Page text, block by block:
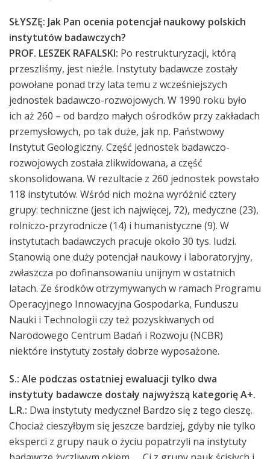
SŁYSZĘ: Jak Pan ocenia potencjał naukowy polskich
instytutów badawczych?
PROF. LESZEK RAFALSKI: Po restrukturyzacji, którą
przeszliśmy, jest nieźle. Instytuty badawcze zostały
powołane ponad trzy lata temu z wcześniejszych
jednostek badawczo-rozwojowych. W 1990 roku było
ich aż 260 – od bardzo małych ośrodków przy zakładach
przemysłowych, po tak duże, jak np. Państwowy
Instytut Geologiczny. Część jednostek badawczo-
rozwojowych została zlikwidowana, a część
skonsolidowana. W rezultacie z 260 jednostek powstało
118 instytutów. Wśród nich można wyróżnić cztery
grupy: techniczne (jest ich najwięcej, 72), medyczne (23),
rolniczo-przyrodnicze (14) i humanistyczne (9). W
instytutach badawczych pracuje około 30 tys. ludzi.
Stanowią one duży potencjał naukowy i laboratoryjny,
zwłaszcza po dofinansowaniu unijnym w ostatnich
latach. Ze środków otrzymywanych w ramach Programu
Operacyjnego Innowacyjna Gospodarka, Funduszu
Nauki i Technologii czy też pozyskiwanych od
Narodowego Centrum Badań i Rozwoju (NCBR)
niektóre instytuty zostały dobrze wyposażone.
S.: Ale podczas ostatniej ewaluacji tylko dwa
instytuty badawcze dostały najwyższą kategorię A+.
L.R.: Dwa instytuty medyczne! Bardzo się z tego cieszę.
Chociaż cieszyłbym się jeszcze bardziej, gdyby nie tylko
eksperci z grupy nauk o życiu popatrzyli na instytuty